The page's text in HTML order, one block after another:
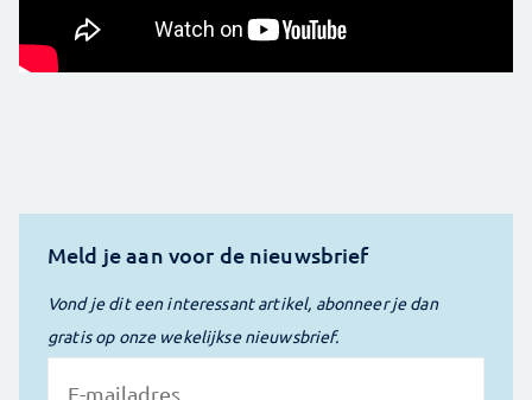
Meld je aan voor de nieuwsbrief
Vond je dit een interessant artikel, abonneer je dan
gratis op onze wekelijkse nieuwsbrief.